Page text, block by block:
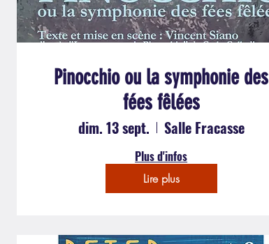
Pinocchio ou la symphonie des
fées fêlées
dim. 13 sept. Salle Fracasse
Plus d'infos
Lire plus